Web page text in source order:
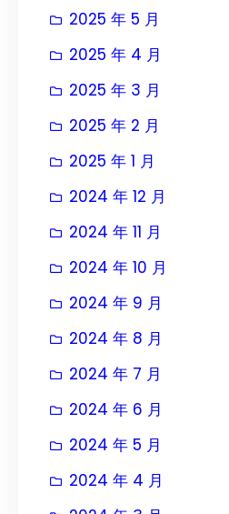
2025 年 5 月
2025 年 4 月
2025 年 3 月
2025 年 2 月
2025 年 1 月
2024 年 12 月
2024 年 11 月
2024 年 10 月
2024 年 9 月
2024 年 8 月
2024 年 7 月
2024 年 6 月
2024 年 5 月
2024 年 4 月